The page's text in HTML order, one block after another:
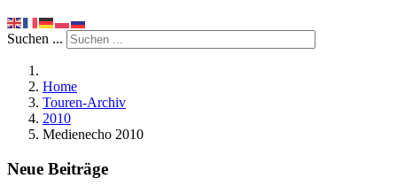
Suchen ...
Home
Touren-Archiv
2010
Medienecho 2010
Neue Beiträge